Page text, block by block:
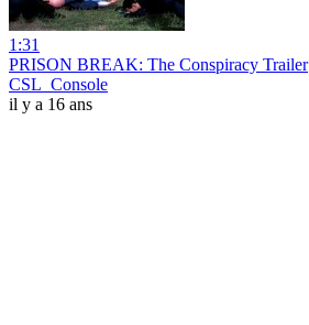
1:31
PRISON BREAK: The Conspiracy Trailer
CSL_Console
il y a 16 ans